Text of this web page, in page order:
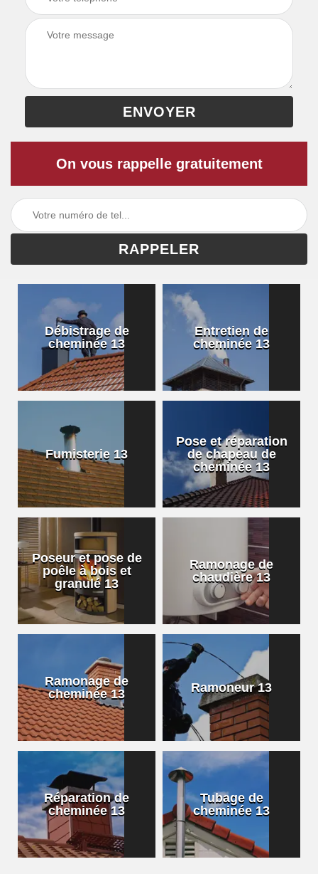
On vous rappelle gratuitement
Débistrage de
cheminée 13
Entretien de
cheminée 13
Fumisterie 13
Pose et réparation
de chapeau de
cheminée 13
Poseur et pose de
poêle à bois et
granulé 13
Ramonage de
chaudière 13
Ramonage de
cheminée 13
Ramoneur 13
Réparation de
cheminée 13
Tubage de
cheminée 13